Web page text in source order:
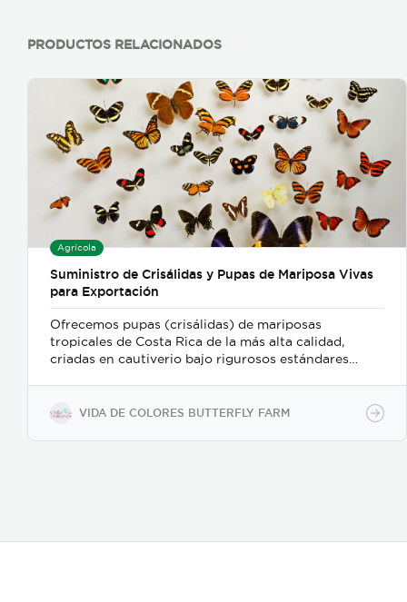
PRODUCTOS RELACIONADOS
Agrícola
Suministro de Crisálidas y Pupas de Mariposa Vivas
para Exportación
Ofrecemos pupas (crisálidas) de mariposas
tropicales de Costa Rica de la más alta calidad,
criadas en cautiverio bajo rigurosos estándares
de eclosión (emergencia), ofreciendo un producto
mariposarios y jardines botánicos internacionales.
VIDA DE COLORES BUTTERFLY FARM